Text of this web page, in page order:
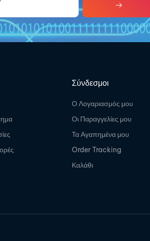
Σύνδεσμοι
Ο Λογαριασμός μου
Οι Παραγγελίες μου
Τα Αγαπημένα μου
Order Tracking
Καλάθι